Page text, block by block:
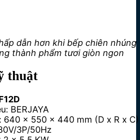
dẫn hơn khi bếp chiên nhúng
thành phẩm tươi giòn ngon
thuật
BERJAYA
640 x 550 x 440 mm (D x R x C)
3P/50Hz